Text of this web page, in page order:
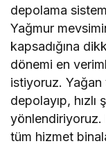
depolama
Yağmur
kapsadığına
dönemi en
istiyoruz.
depolayıp, hızlı
yönlendiriyoruz.
tüm hizmet